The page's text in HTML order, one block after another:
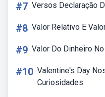
#7 Versos Declaração
#8 Valor Relativo E
#9 Valor Do Dinheiro
#10 Valentine's Day
Curiosidades